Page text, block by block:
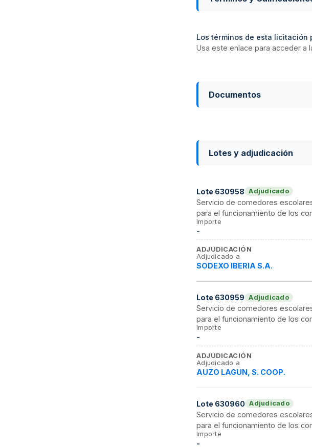
Los términos de esta
Usa este enlace para acceder a
Documentos
Lotes y adjudicación
Lote 630958 Adjudicado
Servicio de comedores
para el funcionamiento de los
Importe
-
ADJUDICACIÓN
Adjudicado a
SODEXO IBERIA S.A.
Lote 630959 Adjudicado
Servicio de comedores
para el funcionamiento de los
Importe
-
ADJUDICACIÓN
Adjudicado a
AUZO LAGUN, S. COOP.
Lote 630960 Adjudicado
Servicio de comedores
para el funcionamiento de los
Importe
-